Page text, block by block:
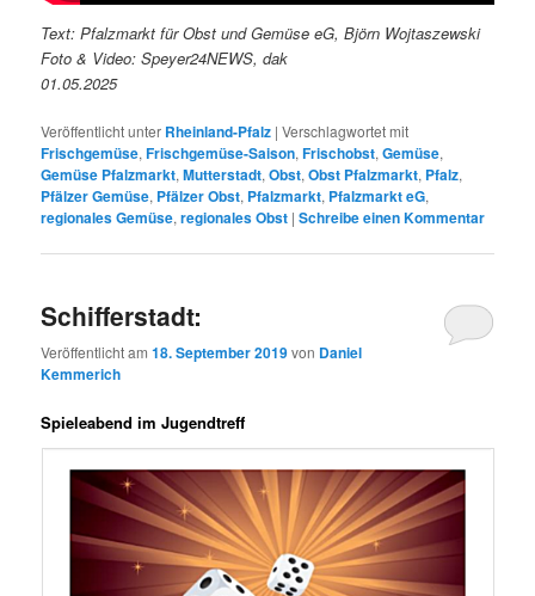
Text: Pfalzmarkt für Obst und Gemüse eG, Björn Wojtaszewski
Foto & Video: Speyer24NEWS, dak
01.05.2025
Veröffentlicht unter Rheinland-Pfalz |Verschlagwortet mit
Frischgemüse,Frischgemüse-Saison,Frischobst,Gemüse,
Gemüse Pfalzmarkt,Mutterstadt,Obst,Obst Pfalzmarkt, Pfalz,
Pfälzer Gemüse, Pfälzer Obst, Pfalzmarkt, Pfalzmarkt eG,
regionales Gemüse,regionales Obst |Schreibe einen Kommentar
Schifferstadt:
Veröffentlicht am18. September 2019von Daniel
Kemmerich
Spieleabend im Jugendtreff